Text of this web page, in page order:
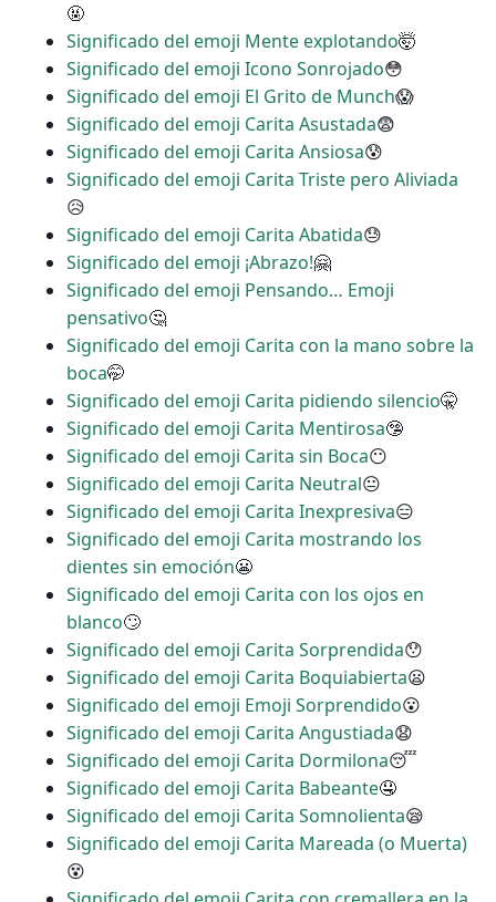
🤬
Significado del emoji Mente explotando🤯
Significado del emoji Icono Sonrojado😳
Significado del emoji El Grito de Munch😱
Significado del emoji Carita Asustada😨
Significado del emoji Carita Ansiosa😰
Significado del emoji Carita Triste pero Aliviada
😥
Significado del emoji Carita Abatida😓
Significado del emoji ¡Abrazo!🤗
Significado del emoji Pensando… Emoji
pensativo🤔
Significado del emoji Carita con la mano sobre la
boca🤭
Significado del emoji Carita pidiendo silencio🤫
Significado del emoji Carita Mentirosa🤥
Significado del emoji Carita sin Boca😶
Significado del emoji Carita Neutral😐
Significado del emoji Carita Inexpresiva😑
Significado del emoji Carita mostrando los
dientes sin emoción😬
Significado del emoji Carita con los ojos en
blanco🙄
Significado del emoji Carita Sorprendida😯
Significado del emoji Carita Boquiabierta😦
Significado del emoji Emoji Sorprendido😮
Significado del emoji Carita Angustiada😧
Significado del emoji Carita Dormilona😴
Significado del emoji Carita Babeante🤤
Significado del emoji Carita Somnolienta😪
Significado del emoji Carita Mareada (o Muerta)
😵